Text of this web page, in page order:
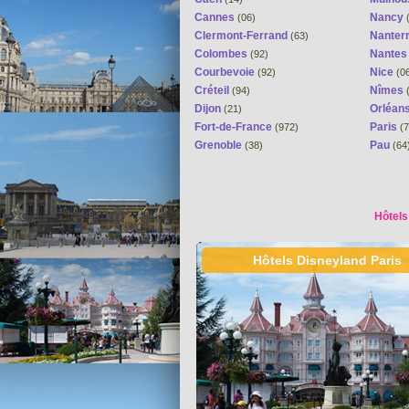
Cannes (06)
Clermont-Ferrand (63)
Colombes (92)
Courbevoie (92)
Créteil (94)
Dijon (21)
Fort-de-France (972)
Grenoble (38)
Nancy
Nantes
Nice
Nîmes
Paris
Pau
Hôtels Disneyland Paris